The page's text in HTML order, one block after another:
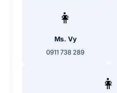
👩
Ms. Vy
0911 738 289
👩